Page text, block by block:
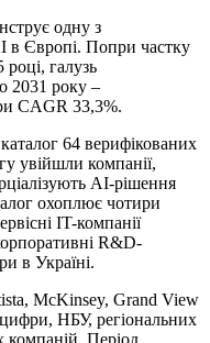
одну з
в Європі. Попри частку
галузь
2031 року –
CAGR 33,3%.
64 верифікованих
увійшли компанії,
AI-рішення
охоплює чотири
IT-компанії
R&D-
в Україні.
McKinsey, Grand View
НБУ, регіональних
компаній. Період